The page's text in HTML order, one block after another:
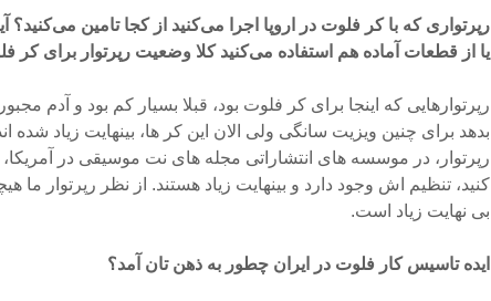
رپرتواری که با کر فلوت در اروپا اجرا می‌کنید از کجا تامین می‌کنید؟
یا از قطعات آماده هم استفاده می‌کنید کلا وضعیت رپرتوار برای
رپرتوارهایی که اینجا برای کر فلوت بود، قبلا بسیار کم بود و آدم
بدهد برای چنین ویزیت سانگی ولی الان این کر ها، بینهایت زیاد شده
رپرتوار، در موسسه های انتشاراتی مجله های نت موسیقی در
کنید، تنظیم اش وجود دارد و بینهایت زیاد هستند. از نظر رپرتوار ما
بی نهایت زیاد است.
ایده تاسیس کار فلوت در ایران چطور به ذهن تان آمد؟